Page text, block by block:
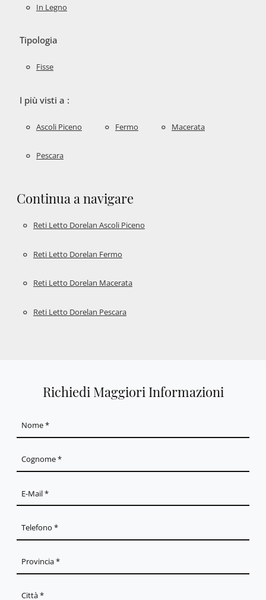
In Legno
Tipologia
Fisse
I più visti a :
Ascoli Piceno Fermo Macerata
Pescara
Continua a navigare
Reti Letto Dorelan Ascoli Piceno
Reti Letto Dorelan Fermo
Reti Letto Dorelan Macerata
Reti Letto Dorelan Pescara
Richiedi Maggiori Informazioni